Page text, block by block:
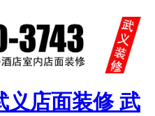
义店面装修 武